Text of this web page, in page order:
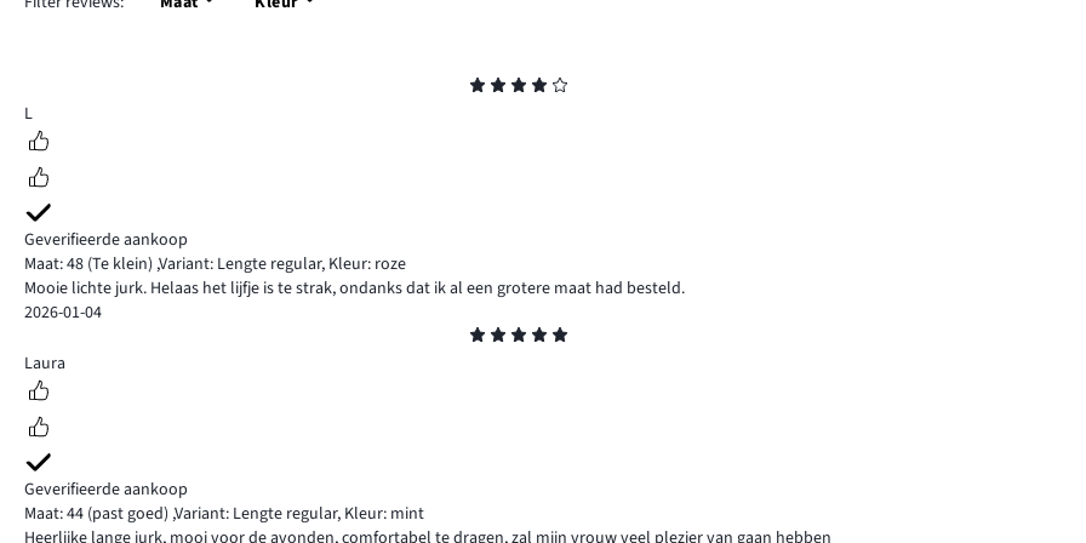
4L
Geverifieerde aankoop
Maat: 48 (Te klein) ,Variant: Lengte regular, Kleur: roze
Mooie lichte jurk. Helaas het lijfje is te strak, ondanks dat ik al een grotere maat had besteld.
2026-01-04
5Laura
Geverifieerde aankoop
Maat: 44 (past goed) ,Variant: Lengte regular, Kleur: mint